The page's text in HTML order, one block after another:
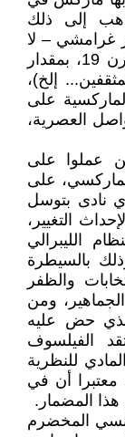
إلى ذلك
غرامشي – لا
تنحصر في بروليتاريا (عمال المصانع) القرن 19، بمقدار
إلخ)،
على
العصرية،
عملوا على
على
(1854- 1938)، الذي نادى بتوسل
التغيير،
الليبرالي
بالسيطرة
والظفر
ومن
حض عليه
الفيلسوف
1980) المنزع المادي للنظرية
معتبرا أن في
المضمار.
المخضرم